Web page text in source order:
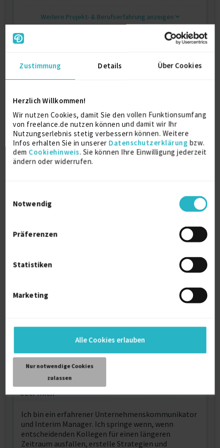
Zustimmung Details Über Cookies
Herzlich Willkommen!
Wir nutzen Cookies, damit Sie den vollen Funktionsumfang
von freelance.de nutzen können und damit wir Ihr
Nutzungserlebnis stetig verbessern können. Weitere
Infos erhalten Sie in unserer Datenschutzerklärung bzw.
dem Cookiehinweis. Sie können Ihre Einwilligung jederzeit
ändern oder widerrufen.
Notwendig
Präferenzen
Statistiken
Marketing
Alle Cookies erlauben
Nur notwendige Cookies
zulassen
Weitere Projekt‐ & Berufserfahrung anzeigen
Master Business AI
2025
Change Management
Haufe Akademie
2022
Kölner Journalistenschule für Politik und
Wirtschaft
Ausbildung
Diplom-Volkswirt
Über mich
Ich bin ein erfahrener Unternehmenskommunikator
und Interim Manager. Ich springe wenn, wenn
entscheidenden Kollegen für einen längeren
Zeitraum ausfallen, erstelle Strategien und